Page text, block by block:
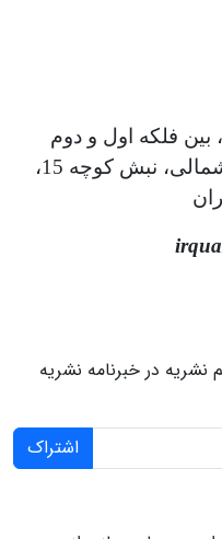
بین فلکه اول و دوم
صادقیه، بلوار شهدای صادقیه شمالی، نبش کوچه 15،
نشریه در خبرنامه نشریه
اشتراک